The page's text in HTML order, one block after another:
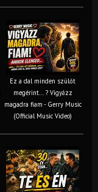
Ez a dal minden szülőt
megérint… ? Vigyázz
magadra fiam - Gerry Music
(Official Music Video)